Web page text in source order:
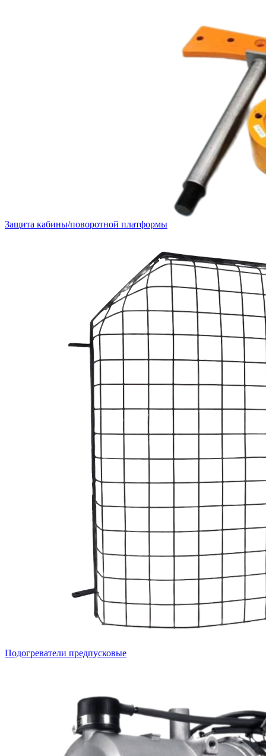
Защита кабины/поворотной платформы
Подогреватели предпусковые